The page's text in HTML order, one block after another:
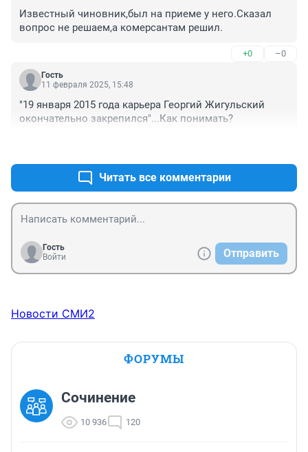
сети. Но когда этим чувакам надо для себя что-нибудь
оформить они не видят ни красных линий не
баламута больше в тюряге. Пусть в баландеры
записывается, а то с такой ряхой на СИЗОШНОМ рагу
далеко не уедешь. Всем добра и меньше Жигульских
на их пути.
Известный чиновник,был на приеме у него.Сказал
вопрос не решаем,а комерсантам решил.
+0 –0
Гость
11 февраля 2025, 15:48
"19 января 2015 года карьера Георгий Жигульский
окончательно закрепился"...Как понимать?
Читать все комментарии
Гость
Войти
Отправить
Новости СМИ2
ФОРУМЫ
Сочинение
10 936 120